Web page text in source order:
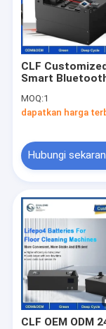
Hubungi kami
Permintaan
Paket Baterai
Baterai
Sel Baterai
Konektor Dan
CLF
Smart
baterai listrik
48v 80ah
MOQ:1
dapatkan harga
Hubungi
CLF OEM ODM